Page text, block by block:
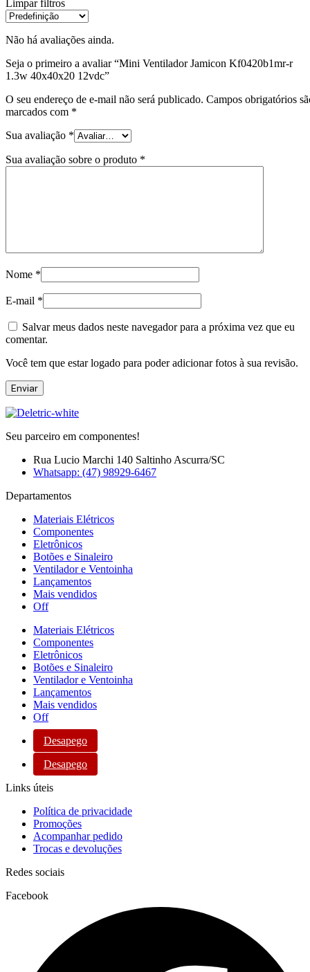
Limpar filtros
Não há avaliações ainda.
Seja o primeiro a avaliar “Mini Ventilador Jamicon Kf0420b1mr-r
1.3w 40x40x20 12vdc”
O seu endereço de e-mail não será publicado. Campos obrigatórios
marcados com *
Sua avaliação *
Sua avaliação sobre o produto *
Nome *
E-mail *
Salvar meus dados neste navegador para a próxima vez que eu
comentar.
Você tem que estar logado para poder adicionar fotos à sua revisão.
Seu parceiro em componentes!
Rua Lucio Marchi 140 Saltinho Ascurra/SC
Whatsapp: (47) 98929-6467
Departamentos
Materiais Elétricos
Componentes
Eletrônicos
Botões e Sinaleiro
Ventilador e Ventoinha
Lançamentos
Mais vendidos
Off
Materiais Elétricos
Componentes
Eletrônicos
Botões e Sinaleiro
Ventilador e Ventoinha
Lançamentos
Mais vendidos
Off
Desapego
Desapego
Links úteis
Política de privacidade
Promoções
Acompanhar pedido
Trocas e devoluções
Redes sociais
Facebook